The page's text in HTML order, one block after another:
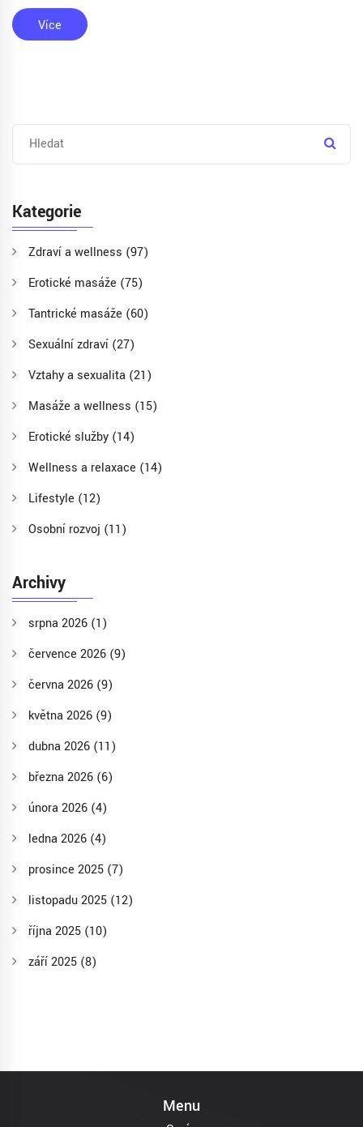
Více
Kategorie
Zdraví a wellness (97)
Erotické masáže (75)
Tantrické masáže (60)
Sexuální zdraví (27)
Vztahy a sexualita (21)
Masáže a wellness (15)
Erotické služby (14)
Wellness a relaxace (14)
Lifestyle (12)
Osobní rozvoj (11)
Archivy
srpna 2026 (1)
července 2026 (9)
června 2026 (9)
května 2026 (9)
dubna 2026 (11)
března 2026 (6)
února 2026 (4)
ledna 2026 (4)
prosince 2025 (7)
listopadu 2025 (12)
října 2025 (10)
září 2025 (8)
Menu